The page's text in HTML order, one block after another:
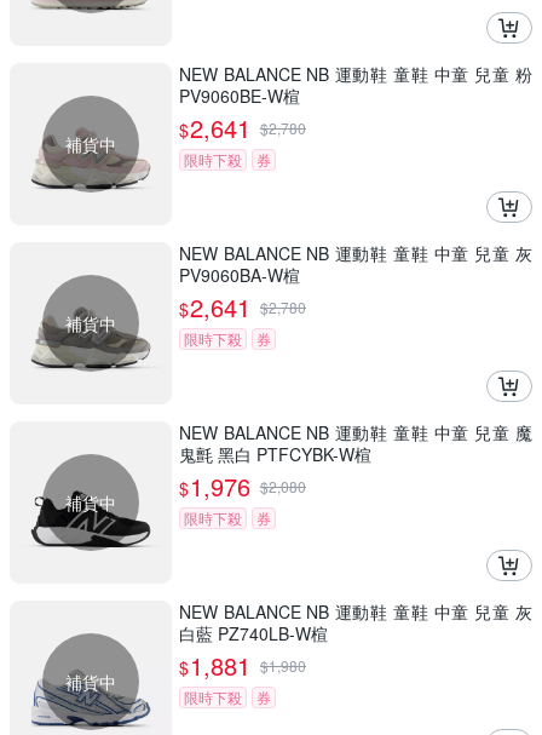
補貨中
NEW BALANCE NB 運動鞋 童鞋 中童 兒童 粉
PV9060BE-W楦
$2,641 $2,780
限時下殺
券
補貨中
NEW BALANCE NB 運動鞋 童鞋 中童 兒童 灰
PV9060BA-W楦
$2,641 $2,780
限時下殺
券
補貨中
NEW BALANCE NB 運動鞋 童鞋 中童 兒童 魔
鬼氈 黑白 PTFCYBK-W楦
$1,976 $2,080
限時下殺
券
補貨中
NEW BALANCE NB 運動鞋 童鞋 中童 兒童 灰
白藍 PZ740LB-W楦
$1,881 $1,980
限時下殺
券